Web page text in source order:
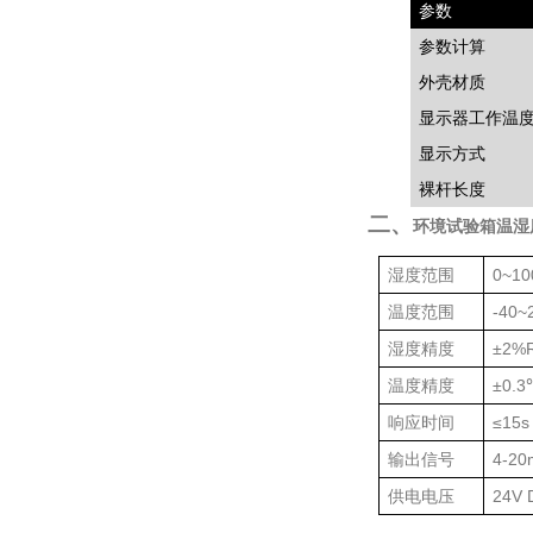
参数
参数计算
外壳材质
显示器工作温
显示方式
裸杆长度
二、 环境试验箱温
湿度范围
温度范围
-
湿度精度
±
温度精度
±0.3
响应时间
≤15s
输出信号
4-
供电电压
24V